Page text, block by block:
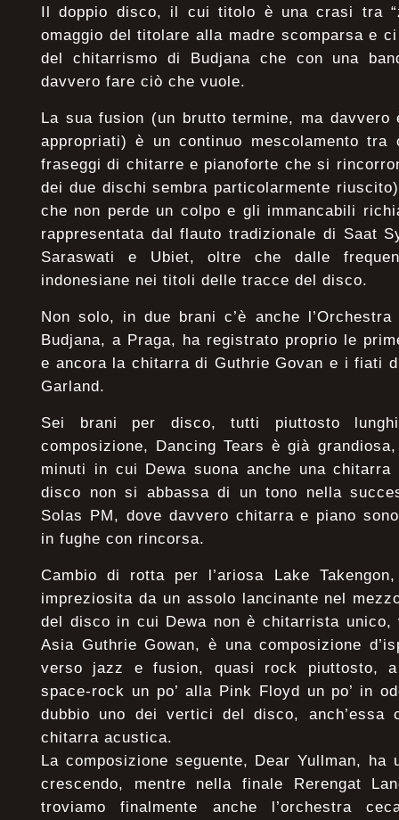
Il doppio disco, il cui titolo è una crasi tra
omaggio del titolare alla madre scomparsa e
del chitarrismo di Budjana che con una
davvero fare ciò che vuole.
La sua fusion (un brutto termine, ma
appropriati) è un continuo mescolamento tra
fraseggi di chitarre e pianoforte che si
dei due dischi sembra particolarmente
che non perde un colpo e gli immancabili
rappresentata dal flauto tradizionale di Saat
Saraswati e Ubiet, oltre che dalle
indonesiane nei titoli delle tracce del disco.
Non solo, in due brani c’è anche
Budjana, a Praga, ha registrato proprio le
e ancora la chitarra di Guthrie Govan e i fiati
Garland.
Sei brani per disco, tutti piuttosto
composizione, Dancing Tears è già
minuti in cui Dewa suona anche una
disco non si abbassa di un tono nella
Solas PM, dove davvero chitarra e piano
in fughe con rincorsa.
Cambio di rotta per l’ariosa Lake
impreziosita da un assolo lancinante nel
del disco in cui Dewa non è chitarrista unico,
Asia Guthrie Gowan, è una composizione
verso jazz e fusion, quasi rock piuttosto,
space-rock un po’ alla Pink Floyd un po’ in
dubbio uno dei vertici del disco, anch’essa
chitarra acustica.
La composizione seguente, Dear Yullman, ha
crescendo, mentre nella finale Rerengat
troviamo finalmente anche l’orchestra